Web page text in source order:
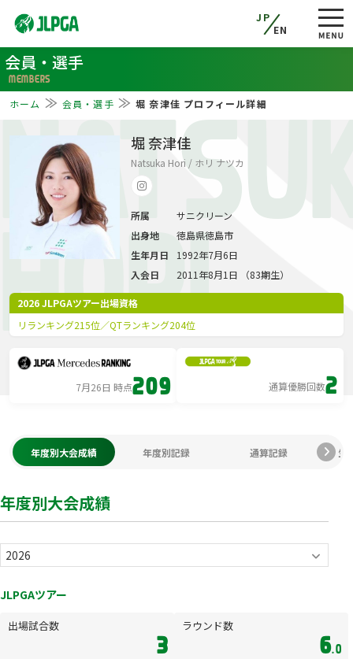
JP
EN
会員・選手
MEMBERS
ホーム 会員・選手 堀 奈津佳 プロフィール詳細
HORI
堀 奈津佳
Natsuka Hori / ホリ ナツカ
2026 JLPGAツアー出場資格
リランキング215位／QTランキング204位
所属
サニクリーン
出身地
徳島県徳島市
生年月日
1992年7月6日
入会日
2011年8月1日 （83期生）
7月26日 時点209 通算優勝回数2
年度別大会成績 年度別記録 通算記録 生
年度別大会成績
JLPGAツアー
出場試合数
3
ラウンド数
6.0